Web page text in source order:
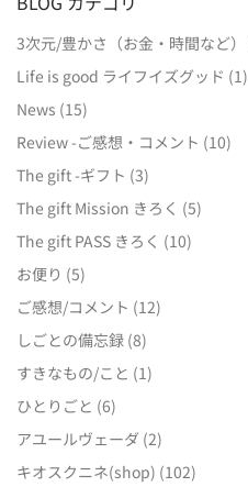
3次元/豊かさ（お金・時間など）
Life is good ライフイズグッド (1)
News (15)
Review -ご感想・コメント (10)
The gift -ギフト (3)
The gift Mission きろく (5)
The gift PASS きろく (10)
お便り (5)
ご感想/コメント (12)
しごとの備忘録 (8)
すきなもの/こと (1)
ひとりごと (6)
アユールヴェーダ (2)
キオスクニネ(shop) (102)